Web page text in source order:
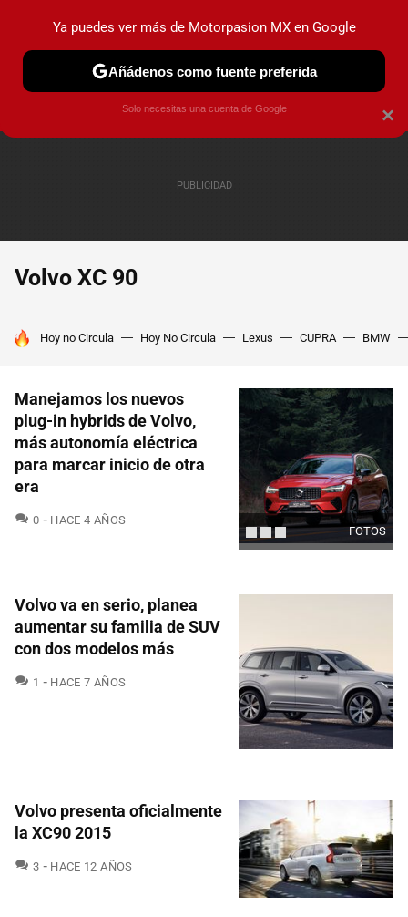
PRUEBAS INDUSTRIA HOY NO CIRCULA
Volvo XC 90
HOY SE HABLA DE
Hoy no Circula Hoy No Circula Lexus CUPRA BMW
FOTOS
Manejamos los nuevos
plug-in hybrids de Volvo,
más autonomía eléctrica
para marcar inicio de otra
era
0 COMENTARIOS
HACE 4 AÑOS
Volvo va en serio, planea
aumentar su familia de SUV
con dos modelos más
1 COMENTARIOS
HACE 7 AÑOS
Volvo presenta oficialmente
la XC90 2015
3 COMENTARIOS
HACE 12 AÑOS
×
Ya puedes ver más de Motorpasion MX en Google
Añádenos como fuente preferida
Solo necesitas una cuenta de Google